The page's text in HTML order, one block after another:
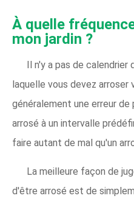
À quelle
mon jardin ?
Il n'y a pas de
laquelle vous devez
généralement une erreur
arrosé à un intervalle
faire autant de mal qu'un
La meilleure façon de
d'être arrosé est de